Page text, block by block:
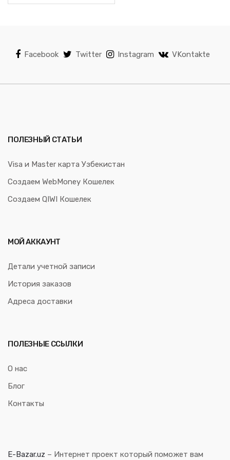
Facebook Twitter Instagram VKontakte
ПОЛЕЗНЫЙ СТАТЬИ
Visa и Master карта Узбекистан
Создаем WebMoney Кошелек
Создаем QIWI Кошелек
МОЙ АККАУНТ
Детали учетной записи
История заказов
Адреса доставки
ПОЛЕЗНЫЕ ССЫЛКИ
О нас
Блог
Контакты
E-Bazar.uz – Интернет проект который поможет вам